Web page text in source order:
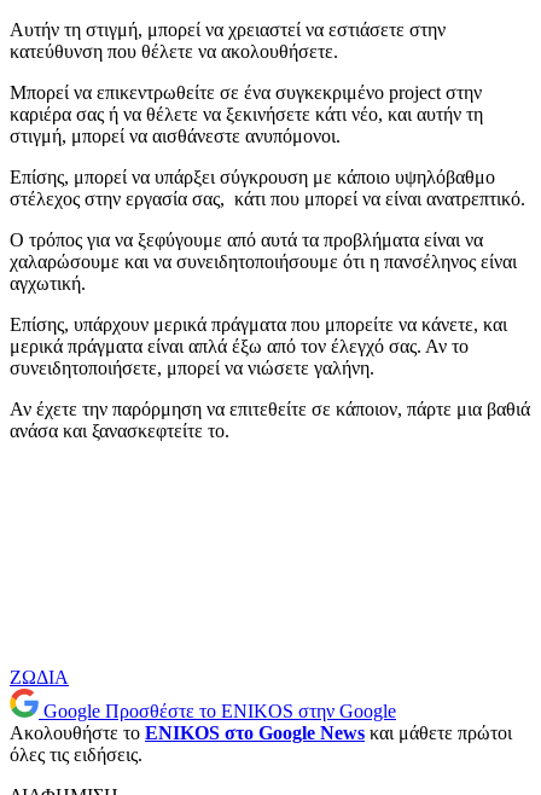
Αυτήν τη στιγμή, μπορεί να χρειαστεί να εστιάσετε στην
κατεύθυνση που θέλετε να ακολουθήσετε.
Μπορεί να επικεντρωθείτε σε ένα συγκεκριμένο project στην
καριέρα σας ή να θέλετε να ξεκινήσετε κάτι νέο, και αυτήν τη
στιγμή, μπορεί να αισθάνεστε ανυπόμονοι.
Επίσης, μπορεί να υπάρξει σύγκρουση με κάποιο υψηλόβαθμο
στέλεχος στην εργασία σας, κάτι που μπορεί να είναι ανατρεπτικό.
Ο τρόπος για να ξεφύγουμε από αυτά τα προβλήματα είναι να
χαλαρώσουμε και να συνειδητοποιήσουμε ότι η πανσέληνος είναι
αγχωτική.
Επίσης, υπάρχουν μερικά πράγματα που μπορείτε να κάνετε, και
μερικά πράγματα είναι απλά έξω από τον έλεγχό σας. Αν το
συνειδητοποιήσετε, μπορεί να νιώσετε γαλήνη.
Αν έχετε την παρόρμηση να επιτεθείτε σε κάποιον, πάρτε μια βαθιά
ανάσα και ξανασκεφτείτε το.
ΖΩΔΙΑ
Google Προσθέστε το ENIKOS στην Google
Ακολουθήστε το ENIKOS στο Google News και μάθετε πρώτοι
όλες τις ειδήσεις.